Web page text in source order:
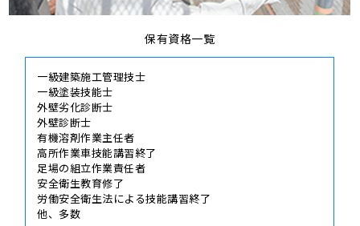
保有資格一覧
一級建築施工管理技士
一級塗装技能士
外壁劣化診断士
外壁診断士
有機溶剤作業主任者
高所作業車技能講習終了
足場の組立作業責任者
安全衛生教育修了
労働安全衛生法による技能講習終了
他、多数